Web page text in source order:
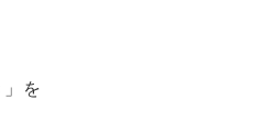
」を